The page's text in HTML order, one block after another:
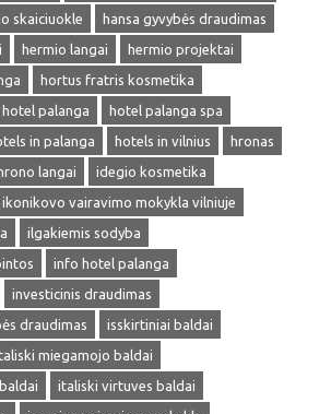
skaiciuokle
hansa gyvybės draudimas
hermio langai
hermio projektai
hortus fratris kosmetika
hotel palanga
hotel palanga spa
in palanga hotels in vilnius
hronas
hrono langai
idegio kosmetika
ikonikovo vairavimo mokykla vilniuje
ilgakiemis sodyba
info hotel palanga
investicinis draudimas
draudimas
isskirtiniai baldai
miegamojo baldai
italiski virtuves baldai